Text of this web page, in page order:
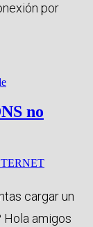
por
no
cargar un
amigos